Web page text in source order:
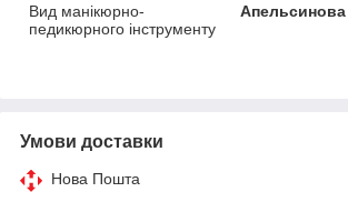
Вид манікюрно-
педикюрного інструменту
Апельсинова
Умови доставки
Нова Пошта